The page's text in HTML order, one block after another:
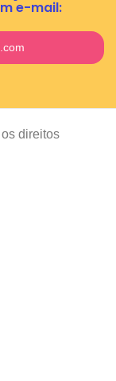
e-mail:
direitos